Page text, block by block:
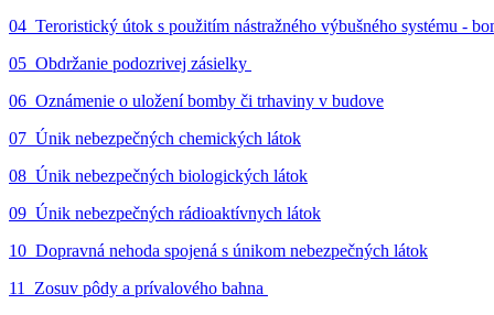
04_Teroristický útok s použitím nástražného výbušného systému -
05_Obdržanie podozrivej zásielky
06_Oznámenie o uložení bomby či trhaviny v budove
07_Únik nebezpečných chemických látok
08_Únik nebezpečných biologických látok
09_Únik nebezpečných rádioaktívnych látok
10_Dopravná nehoda spojená s únikom nebezpečných látok
11_Zosuv pôdy a prívalového bahna